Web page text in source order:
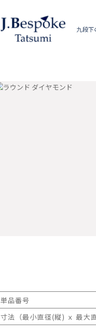
九段下
単品番号
寸法（最小直径(縦) ｘ 最大